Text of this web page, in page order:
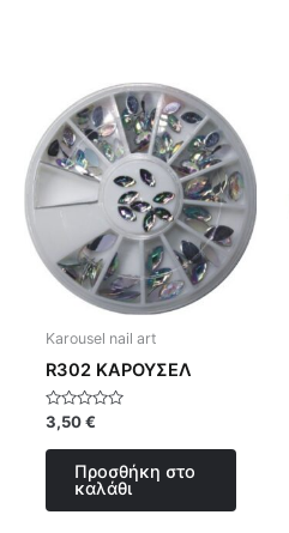
Karousel nail art
R302 ΚΑΡΟΥΣΕΛ
Βαθμολογήθηκε
με
0
3,50€
Προσθήκη στο
καλάθι